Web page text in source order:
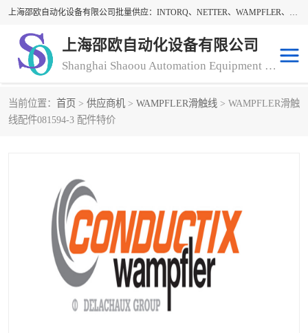
上海邵欧自动化设备有限公司批量供应：INTORQ、NETTER、WAMPFLER、WARNER、WICHITA、三菱离合器、warner离合器、NETTER振动器、WAMPFLER滑触线。上海邵欧自动化设备有限公司提供创新技术与产品解决方案，让客户享有高性价比，优质的产品和服务，我们坚持以持续技术和服务创新为客户不断创造价值。欢迎来电咨询！
上海邵欧自动化设备有限公司
Shanghai Shaoou Automation Equipment Co., Ltd
当前位置： 首页 > 供应商机 > WAMPFLER滑触线 > WAMPFLER滑触
线配件081594-3 配件特价
warner离合器
INTORQ
BISON GEAR DAYTON
LEESON ELECTRIC carlson制动器
MACH III离合器 CLEVELAND